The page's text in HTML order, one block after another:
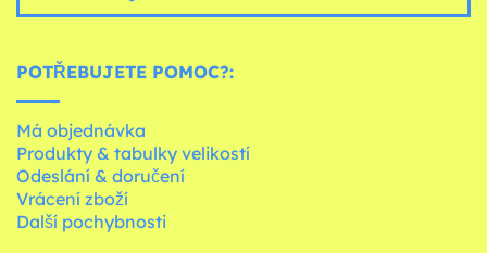
POTŘEBUJETE POMOC?:
Má objednávka
Produkty & tabulky velikostí
Odeslání & doručení
Vrácení zboží
Další pochybnosti